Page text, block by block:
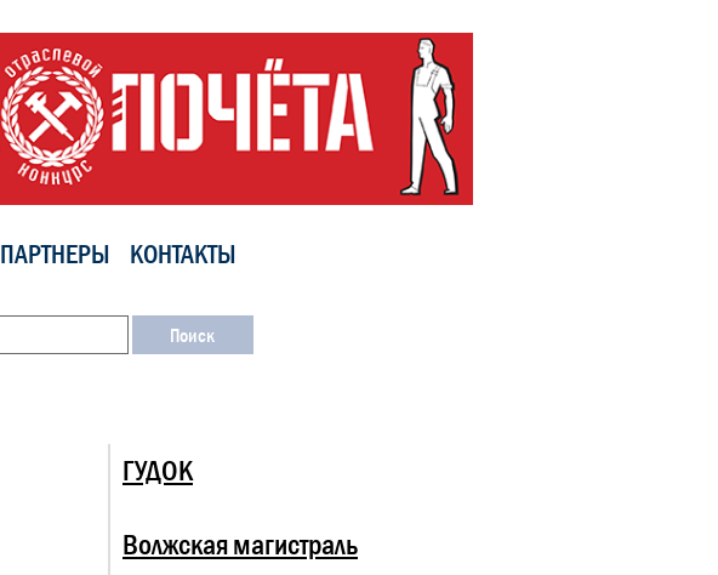
ПАРТНЕРЫ КОНТАКТЫ
ГУДОК
Волжская магистраль